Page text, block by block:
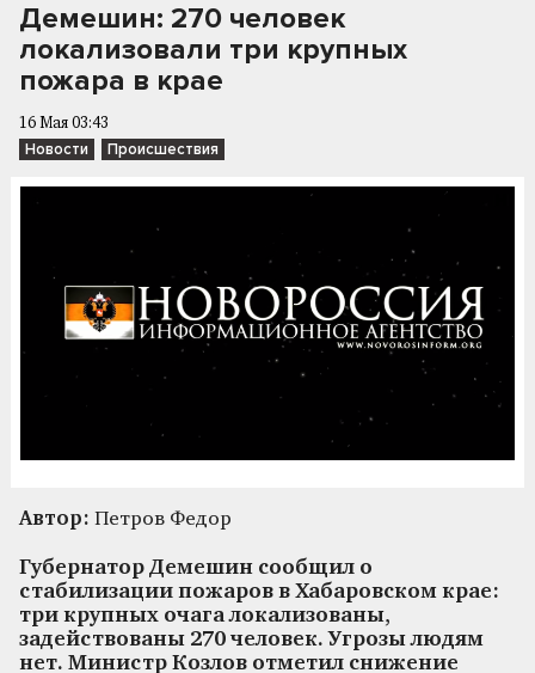
Демешин: 270 человек
локализовали три крупных
пожара в крае
16 Мая 03:43
Новости Происшествия
Автор: Петров Федор
Губернатор Демешин сообщил о
стабилизации пожаров в Хабаровском крае:
три крупных очага локализованы,
задействованы 270 человек. Угрозы людям
нет. Министр Козлов отметил снижение